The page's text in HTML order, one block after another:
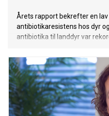
Årets rapport bekrefter en
antibiotikaresistens hos dyr
antibiotika til landdyr var